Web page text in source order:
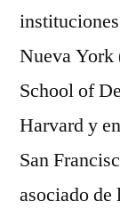
Nueva York
School of
Harvard y
San
asociado de